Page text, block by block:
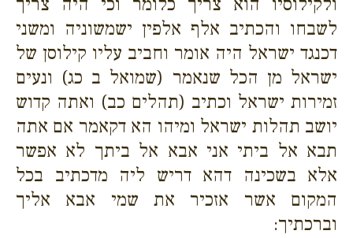
לשבחו והכתיב אלף אלפין ישמשוניה ומשני
דכנגד ישראל היה אומר וחביב עליו קילוסן של
ישראל מן הכל שנאמר (שמואל ב כג) ונעים
זמירות ישראל וכתיב (תהלים כב) ואתה קדוש
יושב תהלות ישראל ומיהו הא דקאמר אם אתה
תבא אל ביתי אני אבא אל ביתך לא אפשר
אלא בשכינה דהא דריש ליה מדכתיב בכל
המקום אשר אזכיר את שמי אבא אליך
וברכתיך: